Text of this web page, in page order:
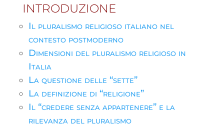
INTRODUZIONE
Il pluralismo religioso italiano nel
contesto postmoderno
Dimensioni del pluralismo religioso in
Italia
La questione delle “sette”
La definizione di “religione”
Il “credere senza appartenere” e la
rilevanza del pluralismo